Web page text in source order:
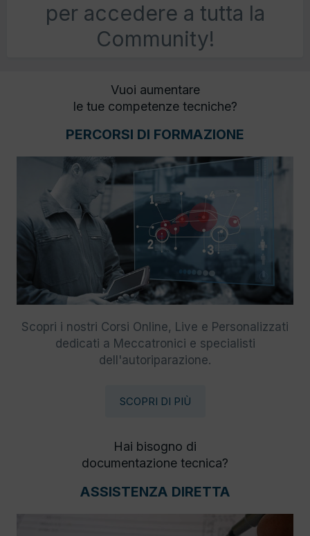
per accedere a tutta la
Community!
Vuoi aumentare
le tue competenze tecniche?
PERCORSI DI FORMAZIONE
Scopri i nostri Corsi Online, Live e Personalizzati
dedicati a Meccatronici e specialisti
dell'autoriparazione.
SCOPRI DI PIÙ
Hai bisogno di
documentazione tecnica?
ASSISTENZA DIRETTA